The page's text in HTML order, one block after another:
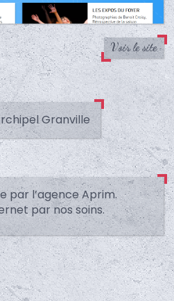
Voir le site
Granville
par l’agence Aprim.
par nos soins.